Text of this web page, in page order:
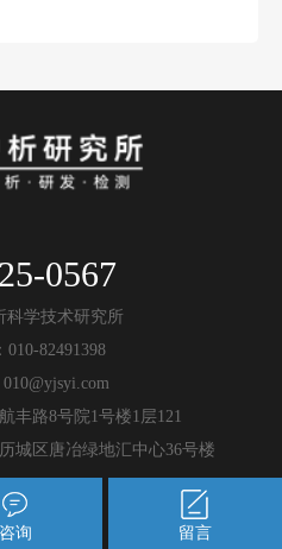
咨询 留言
0567
科学技术研究所
82491398
丰路8号院1号楼1层121
城区唐冶绿地汇中心36号楼